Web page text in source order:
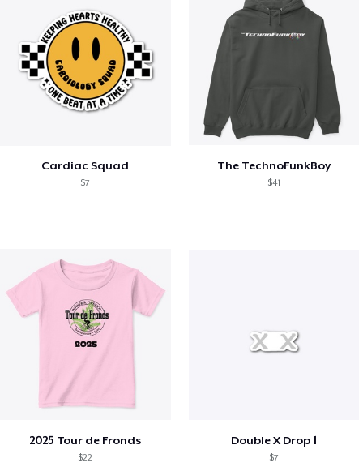
Cardiac Squad
$7
The TechnoFunkBoy
$41
2025 Tour de Fronds
$22
Double X Drop 1
$7